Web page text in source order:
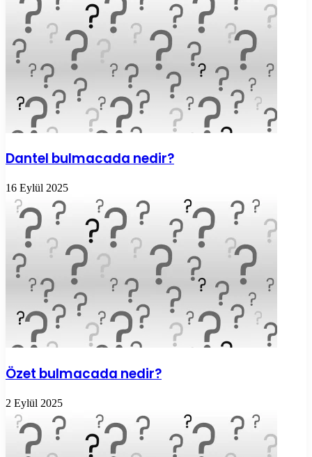
Dantel bulmacada nedir?
16 Eylül 2025
Özet bulmacada nedir?
2 Eylül 2025